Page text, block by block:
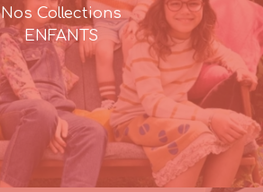
Nos Collections
ENFANTS